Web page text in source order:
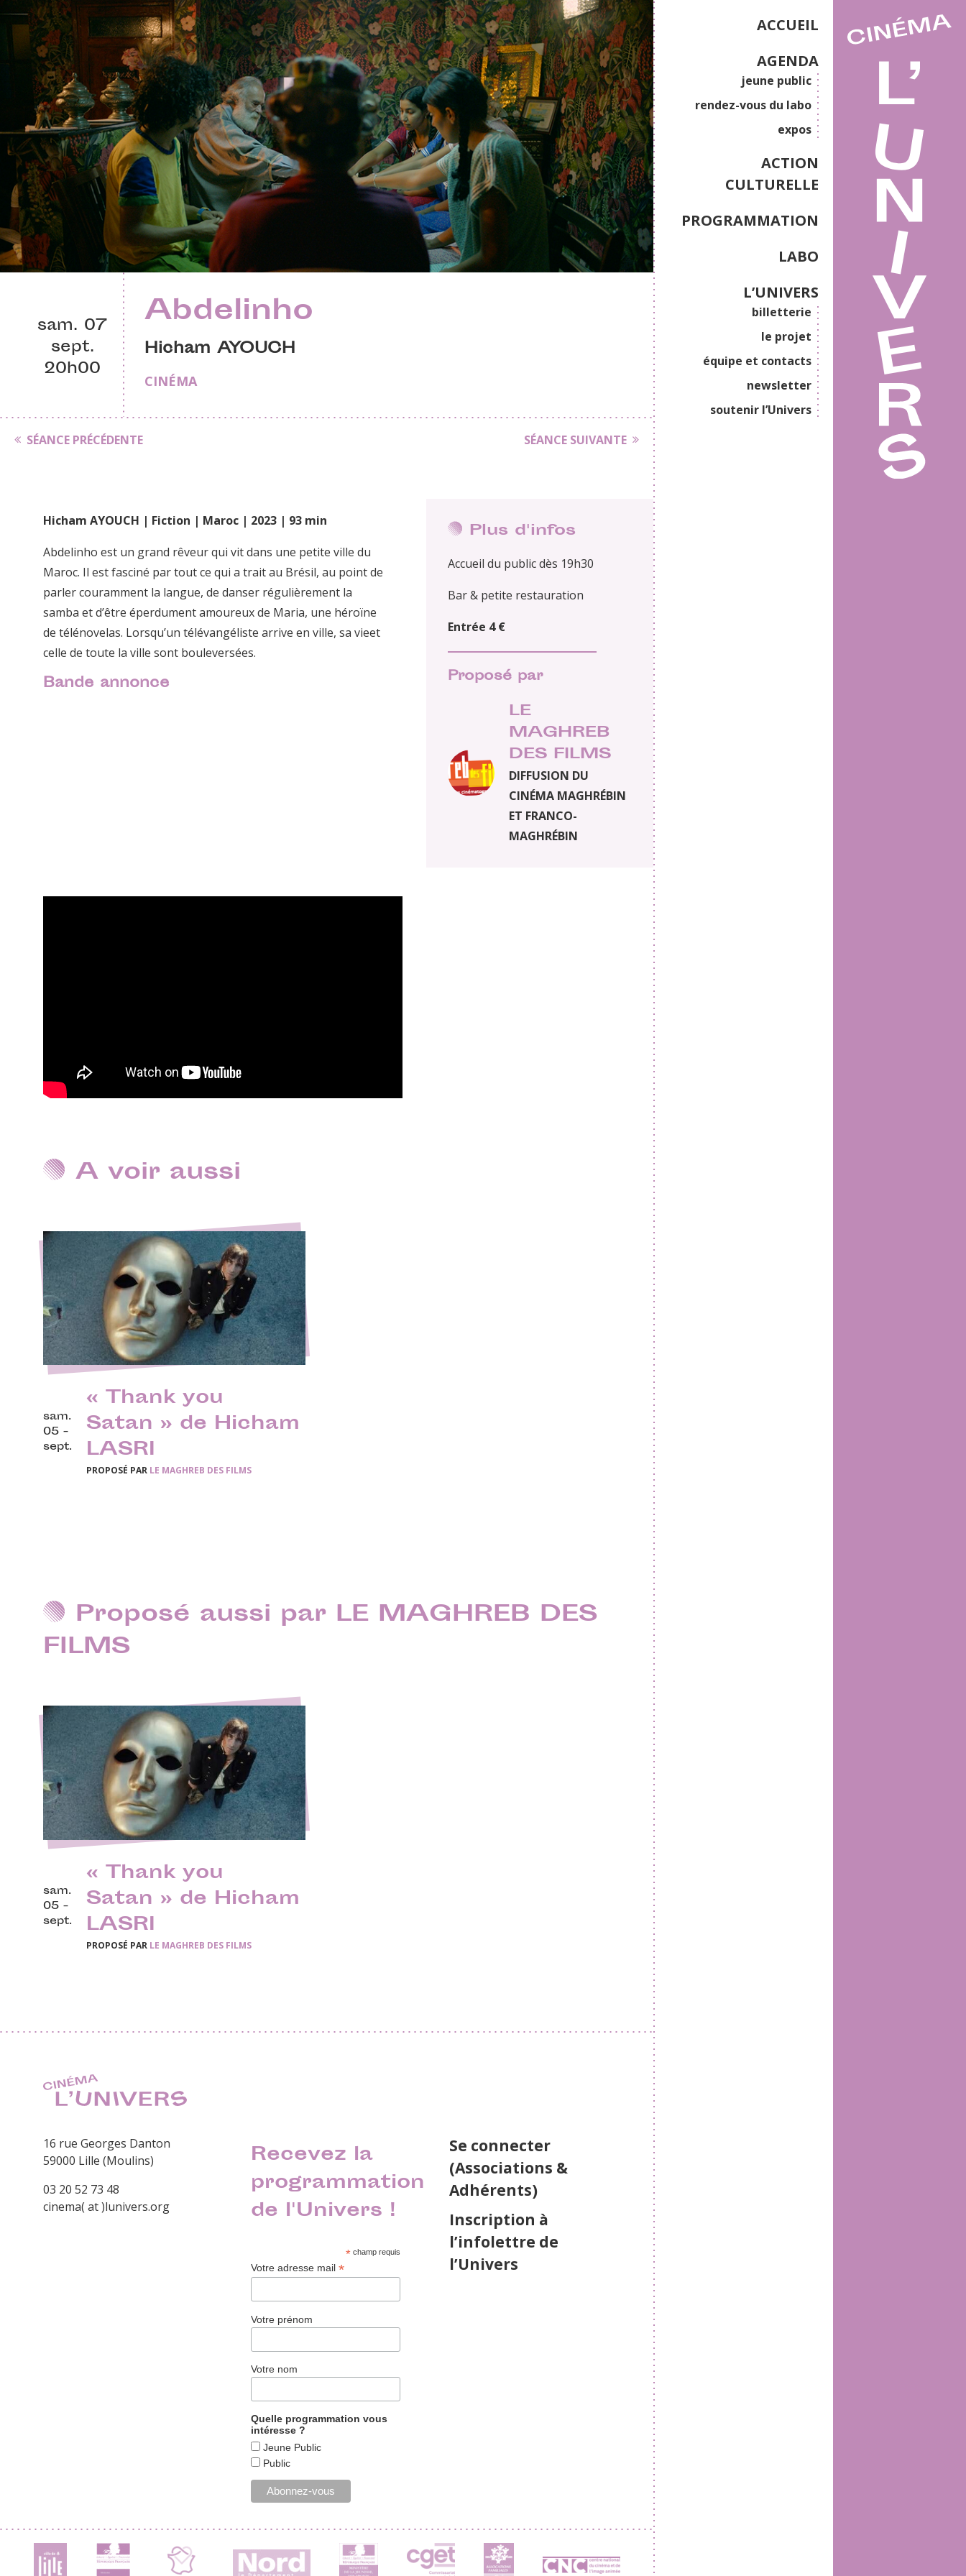
ACCUEIL
AGENDA
jeune public
rendez-vous du labo
expos
ACTION
CULTURELLE
PROGRAMMATION
LABO
L’UNIVERS
billetterie
le projet
équipe et contacts
newsletter
soutenir l’Univers
sam. 07
sept.
20h00
Abdelinho
Hicham AYOUCH
CINÉMA
SÉANCE PRÉCÉDENTE SÉANCE SUIVANTE
Plus d'infos
Accueil du public dès 19h30
Bar & petite restauration
Entrée 4 €
Proposé par
LE
MAGHREB
DES FILMS
DIFFUSION DU
CINÉMA MAGHRÉBIN
ET FRANCO-
MAGHRÉBIN
Hicham AYOUCH | Fiction | Maroc | 2023 | 93 min
Abdelinho est un grand rêveur qui vit dans une petite ville du
Maroc. Il est fasciné par tout ce qui a trait au Brésil, au point de
parler couramment la langue, de danser régulièrement la
samba et d’être éperdument amoureux de Maria, une héroïne
de télénovelas. Lorsqu’un télévangéliste arrive en ville, sa vieet
celle de toute la ville sont bouleversées.
Bande annonce
A voir aussi
sam.
05 -
sept.
« Thank you
Satan » de Hicham
LASRI
PROPOSÉ PAR LE MAGHREB DES FILMS
Proposé aussi par LE MAGHREB DES
FILMS
sam.
05 -
sept.
« Thank you
Satan » de Hicham
LASRI
PROPOSÉ PAR LE MAGHREB DES FILMS
16 rue Georges Danton
59000 Lille (Moulins)
03 20 52 73 48
cinema( at )lunivers.org
Recevez la
programmation
de l'Univers !
*champ requis
Votre adresse mail*
Votre prénom
Votre nom
Quelle programmation vous
intéresse ?
Jeune Public
Public
Se connecter
(Associations &
Adhérents)
Inscription à
l’infolettre de
l’Univers